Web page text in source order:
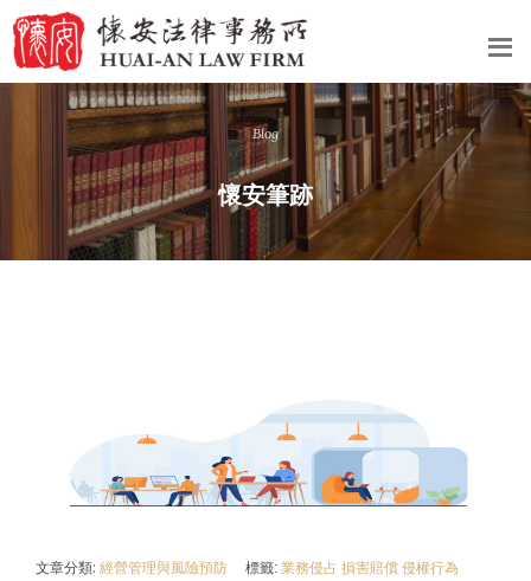
Blog
懷安筆跡
文章分類: 經營管理與風險預防 標籤: 業務侵占 損害賠償 侵權行為